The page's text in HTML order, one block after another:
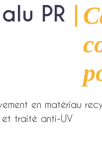
PR ｜
en matériau
et traité anti-UV